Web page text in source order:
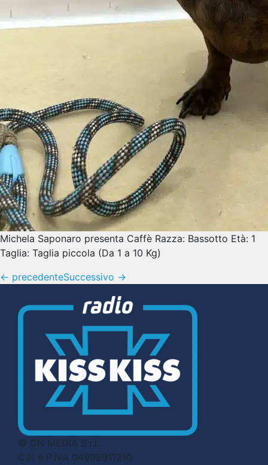
Michela Saponaro presenta Caffè Razza: Bassotto Età: 1
Taglia: Taglia piccola (Da 1 a 10 Kg)
← precedenteSuccessivo →
© CN MEDIA S.r.l.
C.F. e P.IVA 04998911210